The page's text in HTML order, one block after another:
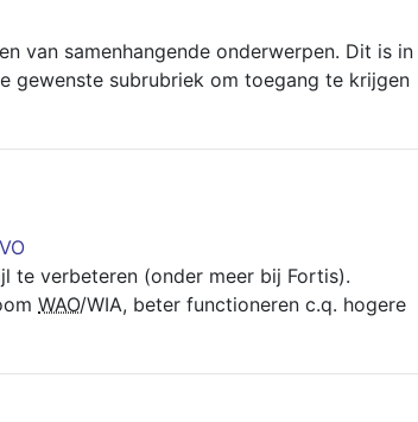
van samenhangende onderwerpen. Dit is in
gewenste subrubriek om toegang te krijgen
te verbeteren (onder meer bij Fortis).
WAO/WIA, beter functioneren c.q. hogere